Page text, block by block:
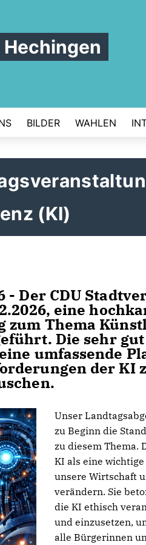
BILDER WAHLEN
(KI)
- Der CDU
eine
zum Thema
Die sehr
umfassende
der KI
Unser
zu Beginn die
zu diesem Thema.
KI als eine
unsere Wirtschaft
verändern. Sie
die KI ethisch
und einzusetzen,
alle Bürgerinnen